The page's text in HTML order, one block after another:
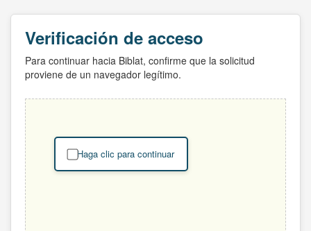
Verificación de acceso
Para continuar hacia Biblat, confirme que la solicitud
proviene de un navegador legítimo.
Haga clic para continuar